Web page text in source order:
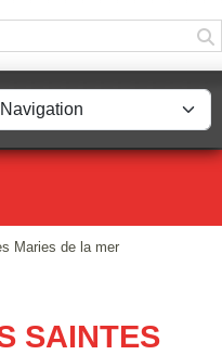
Maries de la mer
SAINTES